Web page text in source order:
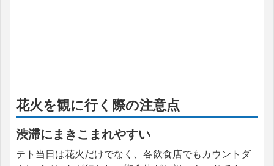
花火を観に行く際の注意点
渋滞にまきこまれやすい
テト当日は花火だけでなく、各飲食店でもカウントダ